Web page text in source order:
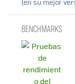
(en su mejor
BENCHMARKS